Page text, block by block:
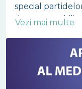
special
de
asumată.
dificile cu
rating pentru a
Vezi mai multe